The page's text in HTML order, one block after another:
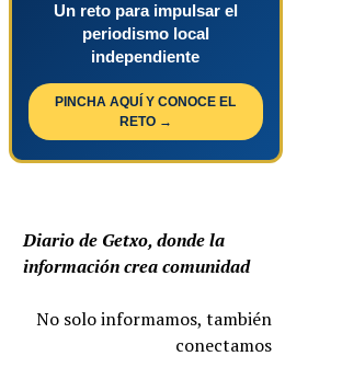
Un reto para impulsar el
periodismo local
independiente
PINCHA AQUÍ Y CONOCE EL
RETO →
Diario de Getxo, donde la
información crea comunidad
No solo informamos, también
conectamos